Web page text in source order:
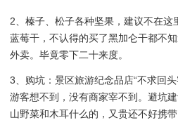
2、榛子、松子各种坚果，建议不在
蓝莓干，不认得的买了黑加仑干都不
外卖。毕竟零下二十来度。
3、购坑：景区旅游纪念品店“不求回
游客想不到，没有商家宰不到。避坑
山野菜和木耳什么的，又贵还不好携